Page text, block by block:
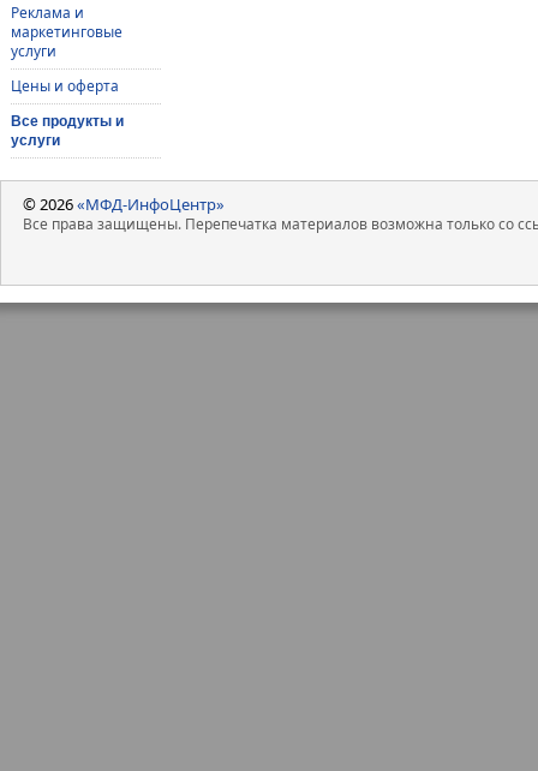
Реклама и
маркетинговые
услуги
Цены и оферта
Все продукты и
услуги
© 2026«МФД-ИнфоЦентр»
Все права защищены. Перепечатка материалов возможна только со